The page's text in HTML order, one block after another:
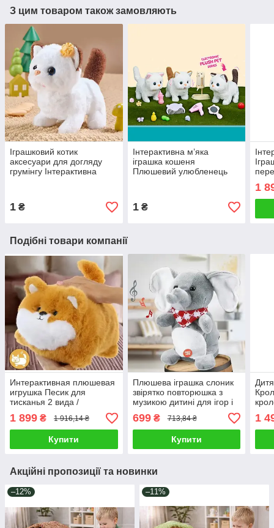
З цим товаром також замовляють
Іграшковий котик
аксесуари для догляду
грумінгу Інтерактивна
улюбленець
1 ₴
Інтерактивна м’яка
іграшка кошеня
Плюшевий улюбленець
аксесуарами
1₴
1
Подібні товари компанії
Интерактивная плюшевая
игрушка Песик для
тисканья 2 вида /
двигает хвостом запись
голоса
1 899 ₴ 1 916,14 ₴
Купити
Плюшева іграшка слоник
звірятко повторюшка з
музикою дитині для ігор і
засинання Приємний на
дотик рухливий
699₴ 713,84 ₴
Купити
на
1
Акційні пропозиції та новинки
–12% –11%